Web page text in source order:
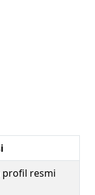
profil resmi